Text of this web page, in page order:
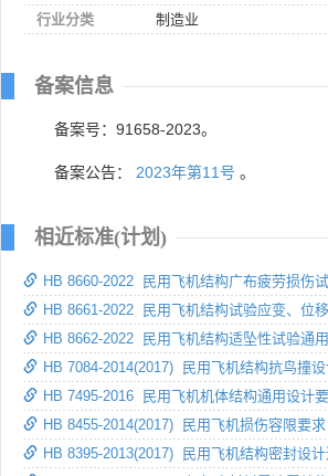
行业分类
制造业
备案信息
备案号：91658-2023。
备案公告： 2023年第11号 。
相近标准(计划)
HB 8660-2022 民用飞机结构广布疲劳损伤
HB 8661-2022 民用飞机结构试验应变、位
HB 8662-2022 民用飞机结构适坠性试验通
HB 7084-2014(2017) 民用飞机结构抗鸟撞
HB 7495-2016 民用飞机机体结构通用设计
HB 8455-2014(2017) 民用飞机损伤容限要求
HB 8395-2013(2017) 民用飞机结构密封设